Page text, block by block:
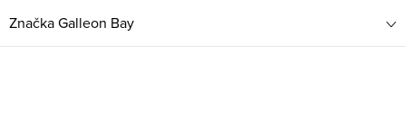
ZnačkaGalleon Bay